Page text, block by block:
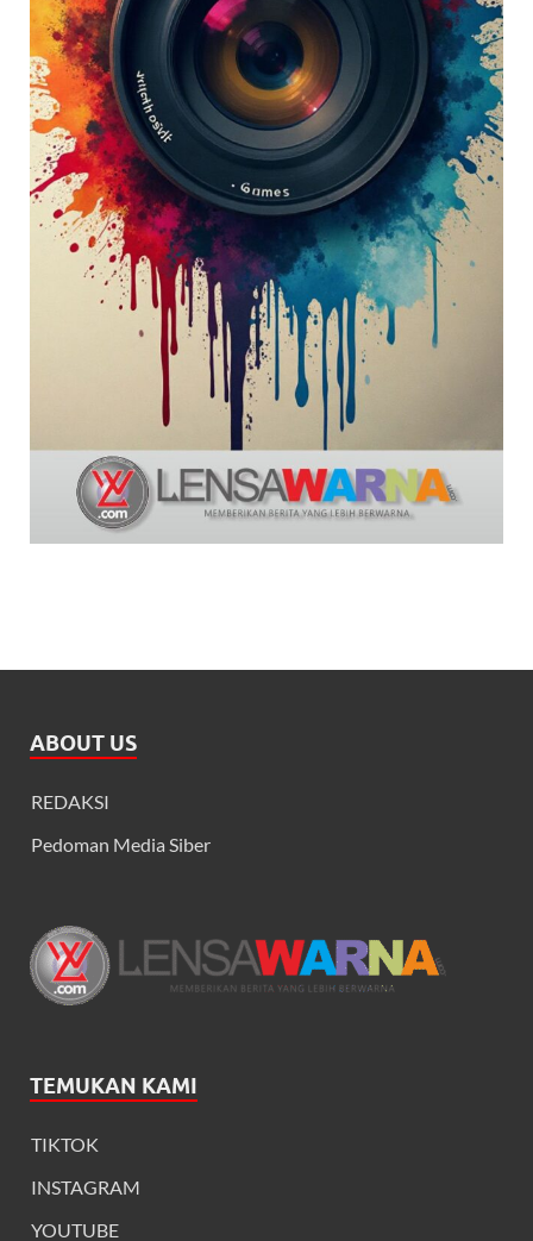
ABOUT US
REDAKSI
Pedoman Media Siber
TEMUKAN KAMI
TIKTOK
INSTAGRAM
YOUTUBE